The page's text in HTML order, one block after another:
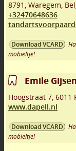
8791 Waregem
+32470648636
Download VCARD
mobieltje!
Emile Gijsen
Hoogstraat 7 6011
www.dapell.nl
Download VCARD
mobieltje!